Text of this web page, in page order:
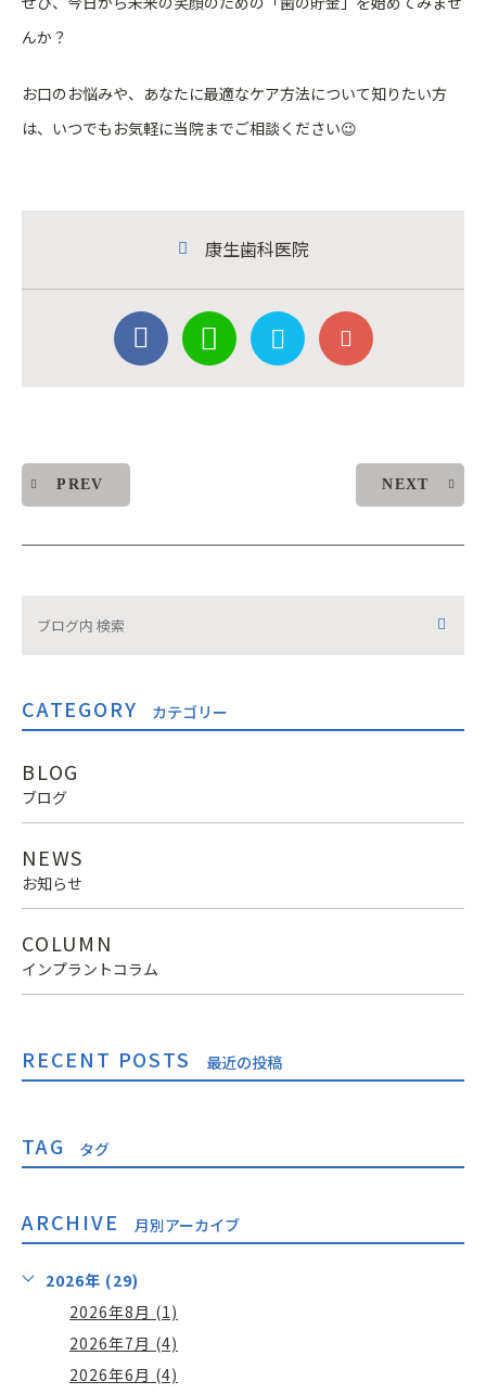
んか？
お口のお悩みや、あなたに最適なケア方法について知りたい方
は、 いつでもお気軽に当院までご相談ください😉
康生歯科医院
PREV NEXT
CATEGORY カテゴリー
BLOG
ブログ
NEWS
お知らせ
COLUMN
インプラントコラム
RECENT POSTS 最近の投稿
TAG タグ
ARCHIVE 月別アーカイブ
2026年 (29)
2026年8月 (1)
2026年7月 (4)
2026年6月 (4)